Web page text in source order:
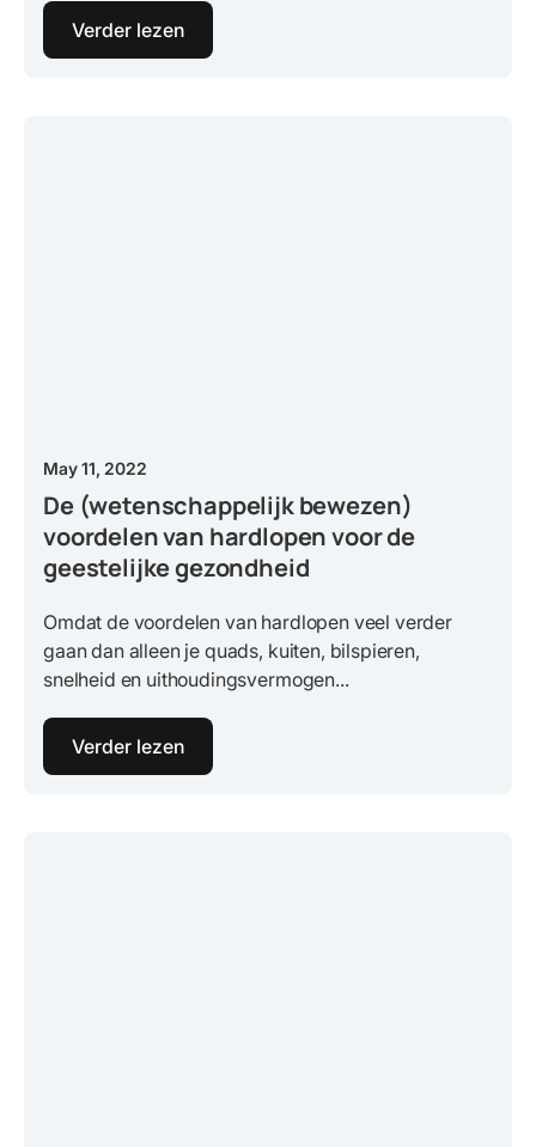
Verder lezen
May 11, 2022
De (wetenschappelijk bewezen)
voordelen van hardlopen voor de
geestelijke gezondheid
Omdat de voordelen van hardlopen veel verder
gaan dan alleen je quads, kuiten, bilspieren,
snelheid en uithoudingsvermogen...
Verder lezen